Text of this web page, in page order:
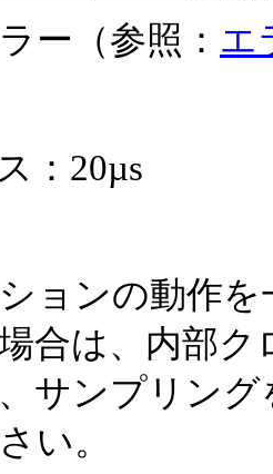
ー（参照： エ
：20µs
ョンの動作
合は、内部
サンプリン
い。